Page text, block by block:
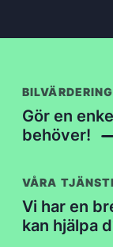
BILVÄRDERING
Gör en
behöver!
VÅRA
Vi har en
kan hjälpa